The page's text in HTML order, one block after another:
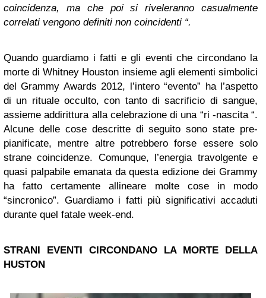
coincidenza, ma che poi si riveleranno casualmente
correlati vengono definiti non coincidenti “.
Quando guardiamo i fatti e gli eventi che circondano la
morte di Whitney Houston insieme agli elementi simbolici
del Grammy Awards 2012, l’intero “evento” ha l’aspetto
di un rituale occulto, con tanto di sacrificio di sangue,
assieme addirittura alla celebrazione di una “ri -nascita “.
Alcune delle cose descritte di seguito sono state pre-
pianificate, mentre altre potrebbero forse essere solo
strane coincidenze. Comunque, l’energia travolgente e
quasi palpabile emanata da questa edizione dei Grammy
ha fatto certamente allineare molte cose in modo
“sincronico”. Guardiamo i fatti più significativi accaduti
durante quel fatale week-end.
STRANI EVENTI CIRCONDANO LA MORTE DELLA
HUSTON